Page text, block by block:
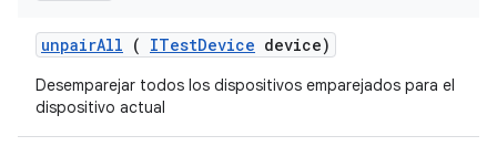
unpairAll ( ITestDevice device)
Desemparejar todos los dispositivos emparejados para el
dispositivo actual